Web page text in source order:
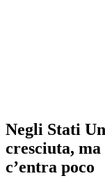
Negli Stati
cresciuta,
c’entra poco